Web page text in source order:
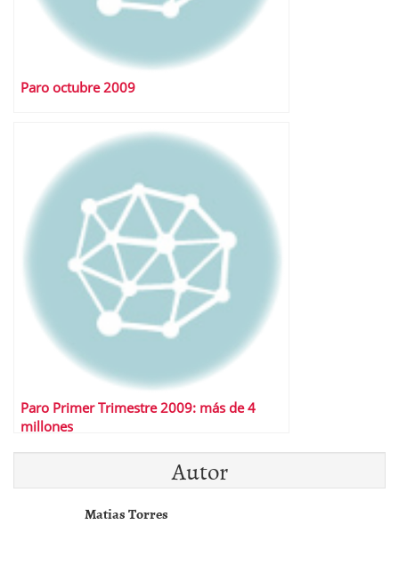
Paro octubre 2009
Paro Primer Trimestre 2009: más de 4
millones
Autor
Matias Torres